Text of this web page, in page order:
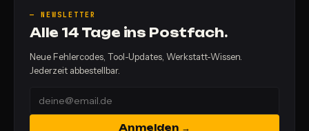
— NEWSLETTER
Alle 14 Tage ins Postfach.
Neue Fehlercodes, Tool-Updates, Werkstatt-Wissen.
Jederzeit abbestellbar.
Anmelden →